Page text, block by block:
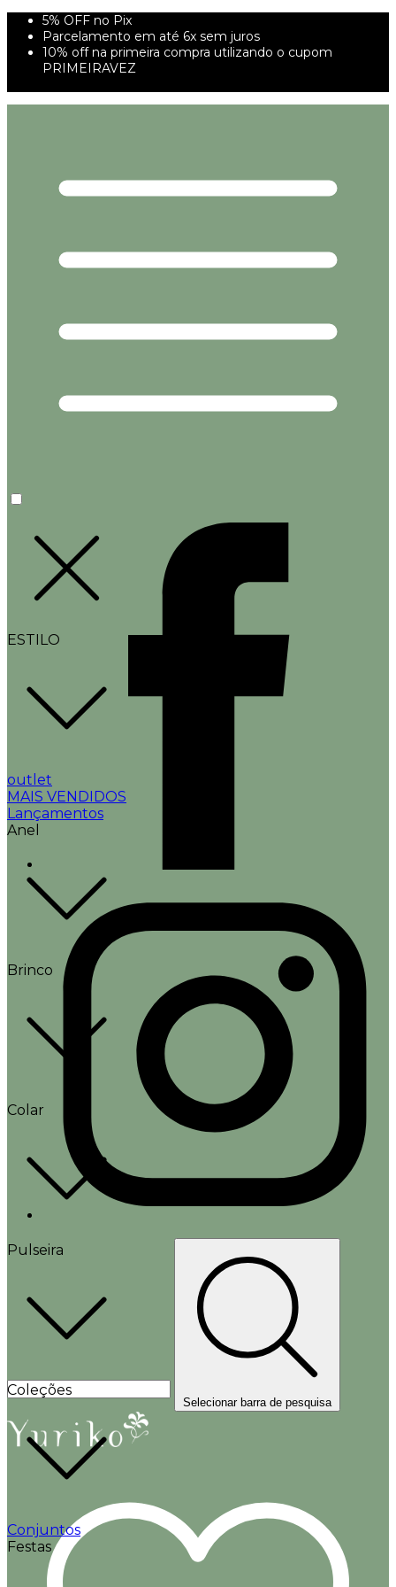
5% OFF no Pix
Parcelamento em até 6x sem juros
10% off na primeira compra utilizando o cupom
PRIMEIRAVEZ
ESTILO
outlet
MAIS VENDIDOS
Lançamentos
Anel
Brinco
Colar
Pulseira
Coleções
Conjuntos
Festas
Selecionar barra de pesquisa